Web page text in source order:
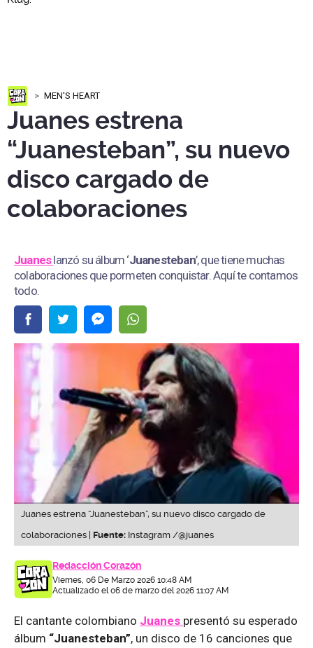
MEN'S HEART
Juanes estrena
“Juanesteban”, su nuevo
disco cargado de
colaboraciones
Juaneslanzó su álbum ‘Juanesteban’, que tiene muchas
colaboraciones que pormeten conquistar. Aquí te contamos
todo.
Juanes estrena “Juanesteban”, su nuevo disco cargado de
colaboraciones | Fuente: Instagram /@juanes
Redacción Corazón
Viernes, 06 De Marzo 2026 10:48 AM
Actualizado el 06 de marzo del 2026 11:07 AM
El cantante colombiano Juanes presentó su esperado
álbum “Juanesteban”, un disco de 16 canciones que